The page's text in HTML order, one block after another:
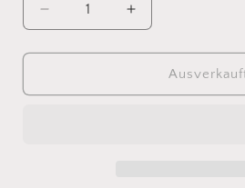
Verringere
die
Menge
Sandnes
Erhöhe
die
Menge
Sandnes